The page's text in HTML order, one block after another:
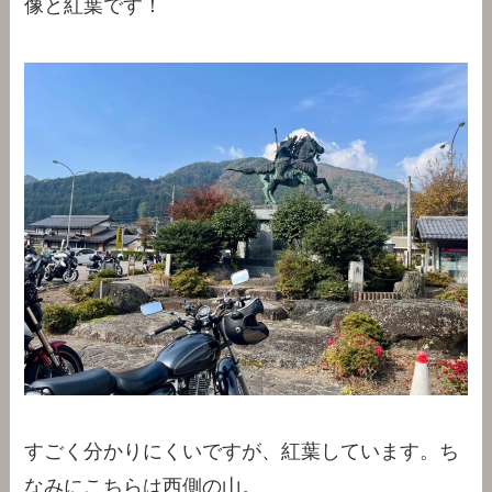
像と紅葉です！
すごく分かりにくいですが、紅葉しています。ち
なみにこちらは西側の山。